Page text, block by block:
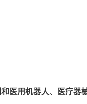
医用机器人、医疗器